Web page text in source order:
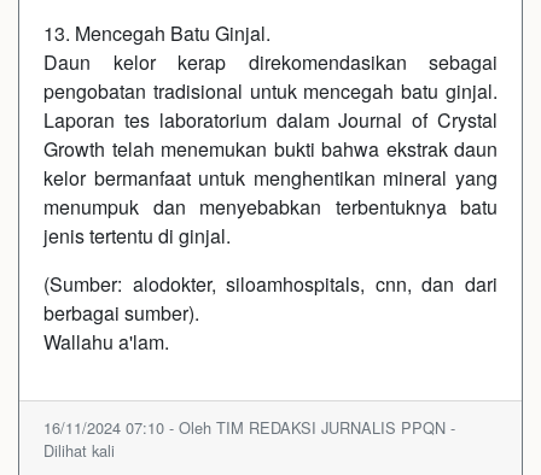
13. Mencegah Batu Ginjal.
Daun kelor kerap direkomendasikan sebagai
pengobatan tradisional untuk mencegah batu ginjal.
Laporan tes laboratorium dalam Journal of Crystal
Growth telah menemukan bukti bahwa ekstrak daun
kelor bermanfaat untuk menghentikan mineral yang
menumpuk dan menyebabkan terbentuknya batu
jenis tertentu di ginjal.
(Sumber: alodokter, siloamhospitals, cnn, dan dari
berbagai sumber).
Wallahu a'lam.
16/11/2024 07:10 - Oleh TIM REDAKSI JURNALIS PPQN -
Dilihat kali